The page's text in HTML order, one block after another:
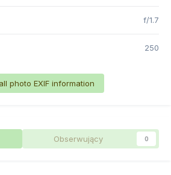
f/1.7
250
photo EXIF information
Obserwujący 0